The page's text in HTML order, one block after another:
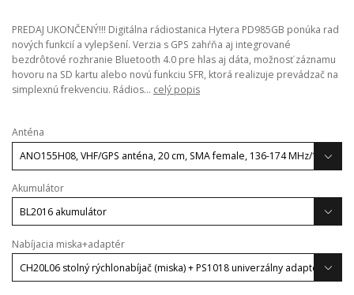
PREDAJ UKONČENÝ!!! Digitálna rádiostanica Hytera PD985GB ponúka rad
nových funkcií a vylepšení. Verzia s GPS zahŕňa aj integrované
bezdrôtové rozhranie Bluetooth 4.0 pre hlas aj dáta, možnosť záznamu
hovoru na SD kartu alebo novú funkciu SFR, ktorá realizuje prevádzač na
simplexnú frekvenciu. Rádios... celý popis
Anténa
Akumulátor
Nabíjacia miska+adaptér